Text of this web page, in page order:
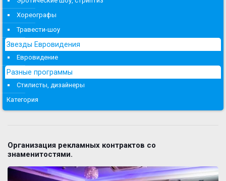
Хореографы
Травести-шоу
Звезды Евровидения
Евровидение
Разные программы
Стилисты, дизайнеры
Категория
Организация рекламных контрактов со
знаменитостями.